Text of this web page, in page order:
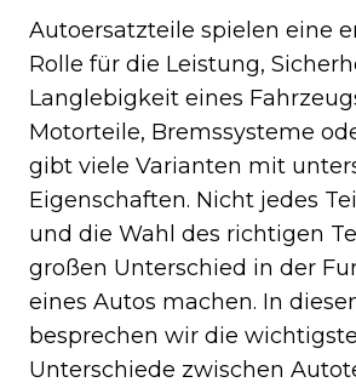
Autoersatzteile spielen eine
Rolle für die Leistung,
Langlebigkeit eines
Motorteile, Bremssysteme
gibt viele Varianten mit
Eigenschaften. Nicht jedes
und die Wahl des richtigen
großen Unterschied in der
eines Autos machen. In
besprechen wir die
Unterschiede zwischen